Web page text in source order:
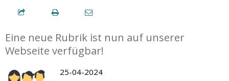
Eine neue Rubrik ist nun auf unserer
Webseite verfügbar!
25-04-2024